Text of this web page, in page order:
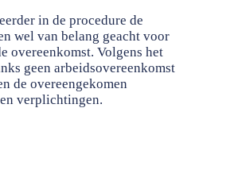
in de procedure de
wel van belang geacht voor
overeenkomst. Volgens het
geen arbeidsovereenkomst
de overeengekomen
verplichtingen.